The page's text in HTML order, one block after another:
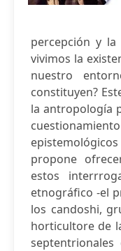
percepción y la
vivimos la
nuestro
constituyen?
la antropología
propone
estos
etnográfico -el
los candoshi,
horticultore de